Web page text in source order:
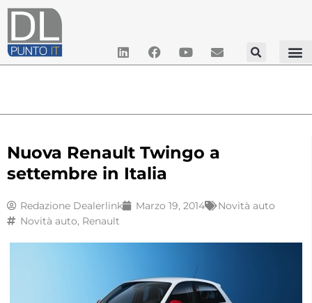
Nuova Renault Twingo a
settembre in Italia
Redazione Dealerlink Marzo 19, 2014
Novità auto
Novità auto, Renault